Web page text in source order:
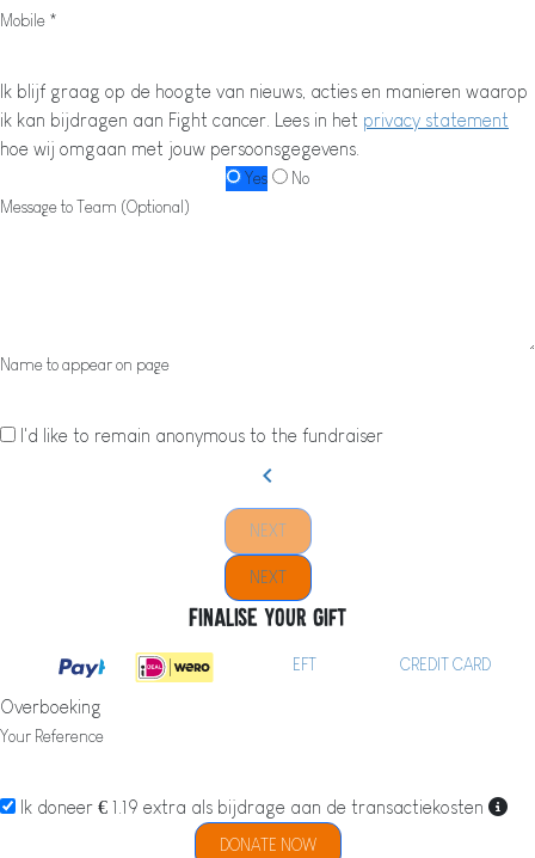
Mobile *
Ik blijf graag op de hoogte van nieuws, acties en manieren waarop
ik kan bijdragen aan Fight cancer. Lees in het privacy statement
hoe wij omgaan met jouw persoonsgegevens.
Yes
No
Message to Team (Optional)
Name to appear on page
I'd like to remain anonymous to the fundraiser
chevron_left
NEXT
NEXT
Finalise your gift
EFT CREDIT CARD
Overboeking
Your Reference
Ik doneer € 1.19 extra als bijdrage aan de transactiekosten
DONATE NOW